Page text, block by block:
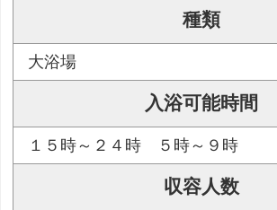
種類
大浴場
入浴可能時間
１５時～２４時 ５時～９時
収容人数